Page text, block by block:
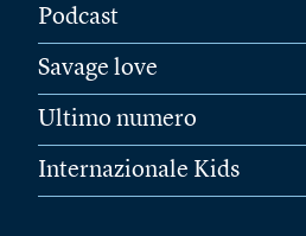
Podcast
Savage love
Ultimo numero
Internazionale Kids